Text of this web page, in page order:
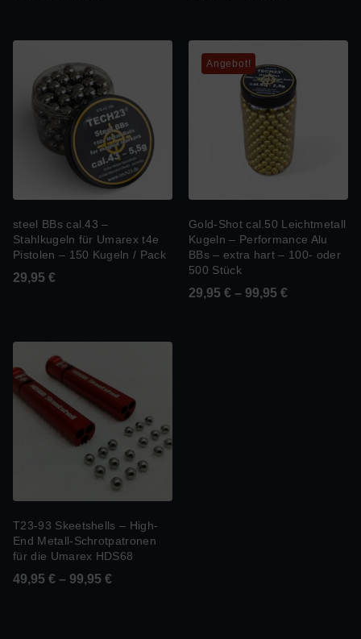
steel BBs cal.43 –
Stahlkugeln für Umarex t4e
Pistolen – 150 Kugeln / Pack
29,95 €
Angebot!
Gold-Shot cal.50 Leichtmetall
Kugeln – Performance Alu
BBs – extra hart – 100- oder
500 Stück
29,95 € – 99,95 €
T23-93 Skeetshells – High-
End Metall-Schrotpatronen
für die Umarex HDS68
49,95 € – 99,95 €